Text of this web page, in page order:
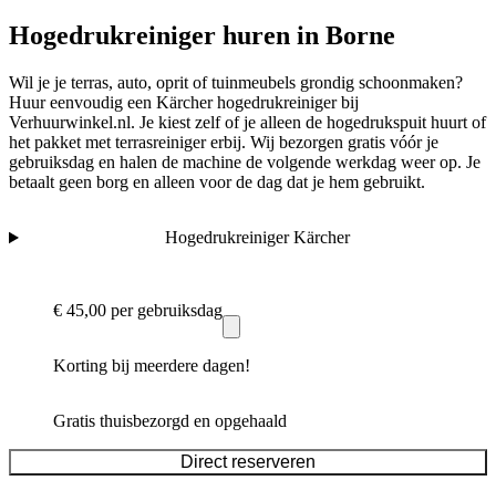
Hogedrukreiniger huren in Borne
Wil je je terras, auto, oprit of tuinmeubels grondig schoonmaken?
Huur eenvoudig een Kärcher hogedrukreiniger bij
Verhuurwinkel.nl. Je kiest zelf of je alleen de hogedrukspuit huurt of
het pakket met terrasreiniger erbij. Wij bezorgen gratis vóór je
gebruiksdag en halen de machine de volgende werkdag weer op. Je
betaalt geen borg en alleen voor de dag dat je hem gebruikt.
Hogedrukreiniger Kärcher
€ 45,00 per gebruiksdag
Korting bij meerdere dagen!
Gratis thuisbezorgd en opgehaald
Direct reserveren